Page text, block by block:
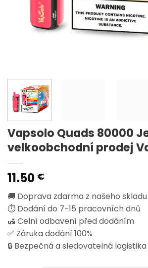
Vapsolo Quads 80000
velkoobchodní prodej
11.50 €
🚚 Doprava zdarma z našeho skladu
⏱️ Dodání do 7-15 pracovních dnů
🛃 Celní odbavení před dodáním
✅ Záruka dodání 100%
🔒 Bezpečná a sledovatelná logistika